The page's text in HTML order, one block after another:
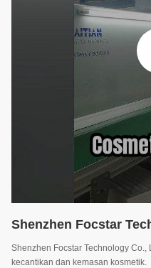
Shenzhen Focstar
Shenzhen Focstar Technology
kecantikan dan kemasan kosmetik.